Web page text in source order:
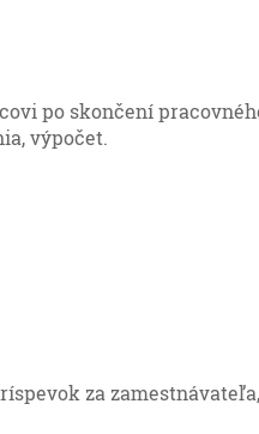
po skončení
výpočet.
za